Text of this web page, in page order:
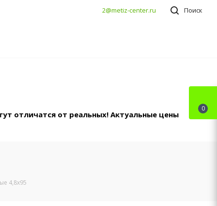
Поиск
2@metiz-center.ru
отличатся от реальных! Актуальные цены
4,8х95
0